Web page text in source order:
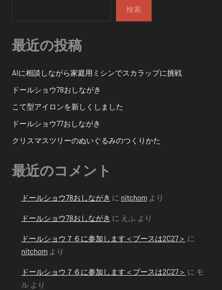
送
り
検索
最近の投稿
AIに相談しながら家庭用ミシンでスカラップに挑戦
ドールショウ78おしながき
こて型アイロンを新しくしました
ドールショウ77おしながき
クリスマスツリーのぬいぐるみのつくりかた
最近のコメント
ドールショウ78おしながき に nitchomより
ドールショウ78おしながき に えふ より
ドールショウ７６に参加します＜ブースは2C27＞ に
nitchomより
ドールショウ７６に参加します＜ブースは2C27＞ に モ
ルより